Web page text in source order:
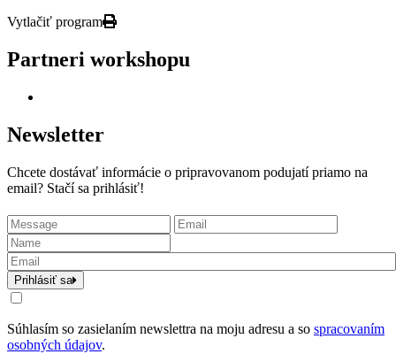
Vytlačiť program
Partneri workshopu
Newsletter
Chcete dostávať informácie o pripravovanom podujatí priamo na
email? Stačí sa prihlásiť!
Prihlásiť sa
Súhlasím so zasielaním newslettra na moju adresu a so spracovaním
osobných údajov.